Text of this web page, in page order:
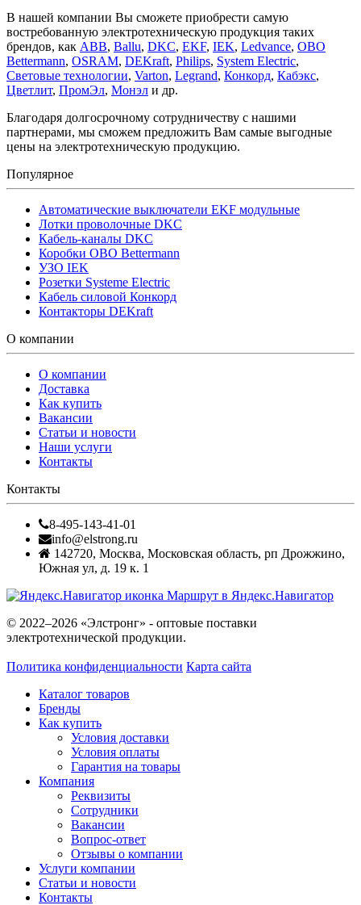
В нашей компании Вы сможете приобрести самую
востребованную электротехническую продукция таких
брендов, как ABB, Ballu, DKC, EKF, IEK, Ledvance, OBO
Bettermann, OSRAM, DEKraft, Philips, System Electric,
Световые технологии, Varton, Legrand, Конкорд, Кабэкс,
Цветлит, ПромЭл, Монэл и др.
Благодаря долгосрочному сотрудничеству с нашими
партнерами, мы сможем предложить Вам самые выгодные
цены на электротехническую продукцию.
Популярное
Автоматические выключатели EKF модульные
Лотки проволочные DKC
Кабель-каналы DKC
Коробки OBO Bettermann
УЗО IEK
Розетки Systeme Electric
Кабель силовой Конкорд
Контакторы DEKraft
О компании
О компании
Доставка
Как купить
Вакансии
Статьи и новости
Наши услуги
Контакты
Контакты
8-495-143-41-01
info@elstrong.ru
142720, Москва, Московская область, рп Дрожжино,
Южная ул, д. 19 к. 1
Маршрут в Яндекс.Навигатор
© 2022–2026 «Элстронг» - оптовые поставки
электротехнической продукции.
Политика конфиденциальности Карта сайта
Каталог товаров
Бренды
Как купить
Условия доставки
Условия оплаты
Гарантия на товары
Компания
Реквизиты
Сотрудники
Вакансии
Вопрос-ответ
Отзывы о компании
Услуги компании
Статьи и новости
Контакты